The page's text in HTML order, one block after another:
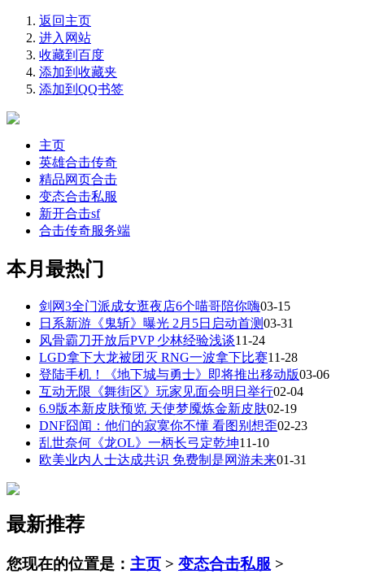
返回主页
进入网站
收藏到百度
添加到收藏夹
添加到QQ书签
主页
英雄合击传奇
精品网页合击
变态合击私服
新开合击sf
合击传奇服务端
本月最热门
剑网3全门派成女逛夜店6个喵哥陪你嗨03-15
日系新游《鬼斩》曝光 2月5日启动首测03-31
风骨霸刀开放后PVP 少林经验浅谈11-24
LGD拿下大龙被团灭 RNG一波拿下比赛11-28
登陆手机！《地下城与勇士》即将推出移动版03-06
互动无限《舞街区》玩家见面会明日举行02-04
6.9版本新皮肤预览 天使梦魇炼金新皮肤02-19
DNF囧闻：他们的寂寞你不懂 看图别想歪02-23
乱世奈何《龙OL》一柄长弓定乾坤11-10
欧美业内人士达成共识 免费制是网游未来01-31
最新推荐
您现在的位置是： 主页 > 变态合击私服 >